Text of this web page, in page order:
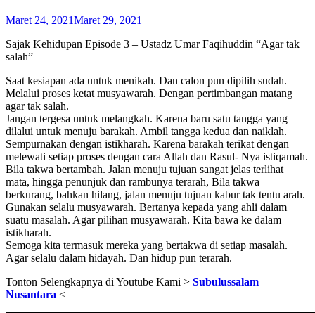
Maret 24, 2021Maret 29, 2021
Sajak Kehidupan Episode 3 – Ustadz Umar Faqihuddin “Agar tak
salah”
Saat kesiapan ada untuk menikah. Dan calon pun dipilih sudah.
Melalui proses ketat musyawarah. Dengan pertimbangan matang
agar tak salah.
Jangan tergesa untuk melangkah. Karena baru satu tangga yang
dilalui untuk menuju barakah. Ambil tangga kedua dan naiklah.
Sempurnakan dengan istikharah. Karena barakah terikat dengan
melewati setiap proses dengan cara Allah dan Rasul- Nya istiqamah.
Bila takwa bertambah. Jalan menuju tujuan sangat jelas terlihat
mata, hingga penunjuk dan rambunya terarah, Bila takwa
berkurang, bahkan hilang, jalan menuju tujuan kabur tak tentu arah.
Gunakan selalu musyawarah. Bertanya kepada yang ahli dalam
suatu masalah. Agar pilihan musyawarah. Kita bawa ke dalam
istikharah.
Semoga kita termasuk mereka yang bertakwa di setiap masalah.
Agar selalu dalam hidayah. Dan hidup pun terarah.
Tonton Selengkapnya di Youtube Kami > Subulussalam
Nusantara <